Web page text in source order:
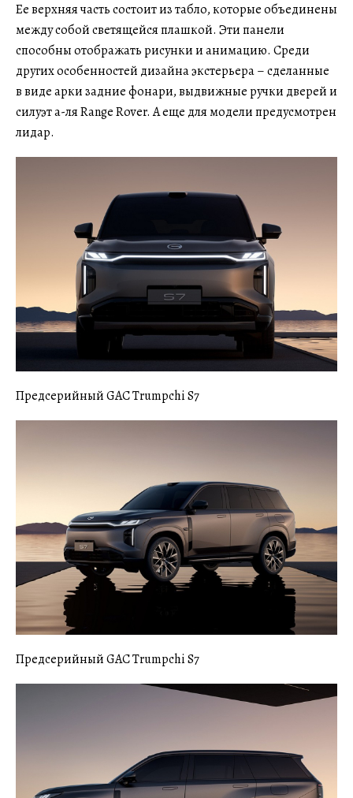
Ее верхняя часть состоит из табло, которые объединены
между собой светящейся плашкой. Эти панели
способны отображать рисунки и анимацию. Среди
других особенностей дизайна экстерьера – сделанные
в виде арки задние фонари, выдвижные ручки дверей и
силуэт а-ля Range Rover. А еще для модели предусмотрен
лидар.
Предсерийный GAC Trumpchi S7
Предсерийный GAC Trumpchi S7